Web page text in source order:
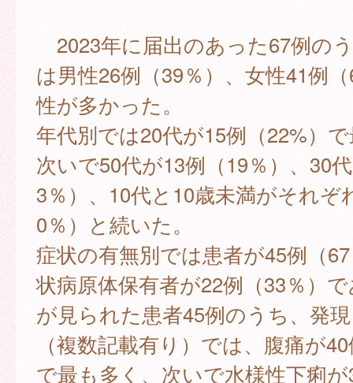
2023年に届出のあった67例の
は男性26例（39％）、女性41例
性が多かった。
年代別では20代が15例（22%）
次いで50代が13例（19％）、30
3％）、10代と10歳未満がそれぞ
0％）と続いた。
症状の有無別では患者が45例（
状病原体保有者が22例（33％）
が見られた患者45例のうち、発
（複数記載有り）では、腹痛が
で最も多く、次いで水様性下痢